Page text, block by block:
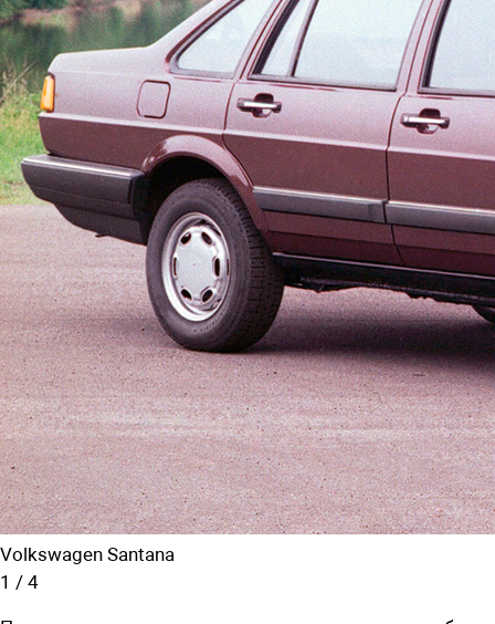
Volkswagen Santana
1 / 4